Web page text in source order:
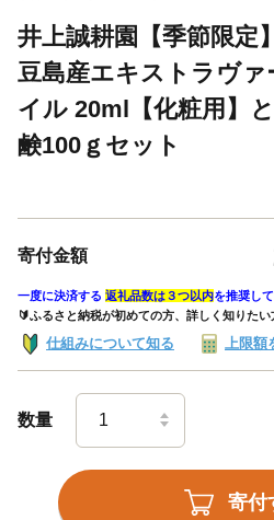
井上誠耕園【季節限定
豆島産エキストラヴ
イル 20ml【化粧用】
鹸100ｇセット
寄付金額
一度に決済する 返礼品数は３つ以内を推奨し
🔰ふるさと納税が初めての方、詳しく知りたい
仕組みについて知る 上限
数量
寄付